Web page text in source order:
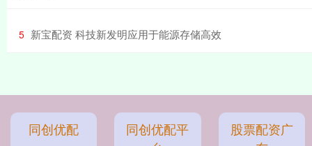
5 ​新宝配资 科技新发明应用于能源存储高效
同创优配
同创优配平
股票配资广